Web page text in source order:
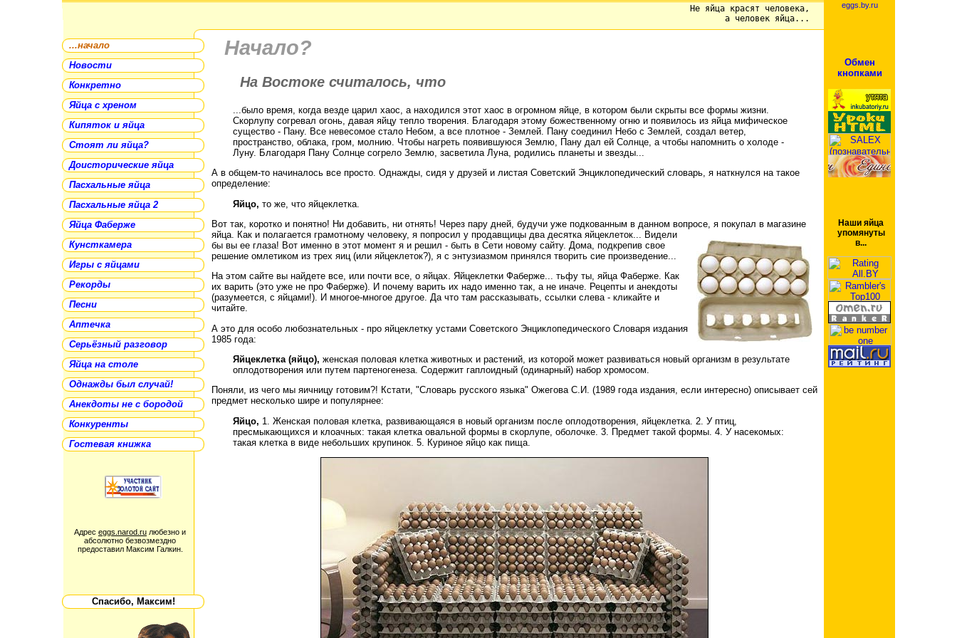
Не яйца красят человека,
а человек яйца...
eggs.by.ru
...начало
Новости
Конкретно
Яйца с хреном
Кипяток и яйца
Стоят ли яйца?
Доисторические яйца
Пасхальные яйца
Пасхальные яйца 2
Яйца Фаберже
Кунсткамера
Игры с яйцами
Рекорды
Песни
Аптечка
Серьёзный разговор
Яйца на столе
Однажды был случай!
Анекдоты не с бородой
Конкуренты
Гостевая книжка
Адрес eggs.narod.ru любезно и
абсолютно безвозмездно
предоставил Максим Галкин.
Спасибо, Максим!
Начало?
На Востоке считалось, что
...было время, когда везде царил хаос, а находился этот хаос в огромном яйце, в котором были скрыты все формы жизни.
Скорлупу согревал огонь, давая яйцу тепло творения. Благодаря этому божественному огню и появилось из яйца мифическое
существо - Пану. Все невесомое стало Небом, а все плотное - Землей. Пану соединил Небо с Землей, создал ветер,
пространство, облака, гром, молнию. Чтобы нагреть появившуюся Землю, Пану дал ей Солнце, а чтобы напомнить о холоде -
Луну. Благодаря Пану Солнце согрело Землю, засветила Луна, родились планеты и звезды...
А в общем-то начиналось все просто. Однажды, сидя у друзей и листая Советский Энциклопедический словарь, я наткнулся на такое
определение:
Яйцо, то же, что яйцеклетка.
Вот так, коротко и понятно! Ни добавить, ни отнять! Через пару дней, будучи уже подкованным в данном вопросе, я покупал в магазине
яйца.
Как и полагается грамотному человеку, я попросил у продавщицы два десятка яйцеклеток... Видели
бы вы ее глаза! Вот именно в этот момент я и решил - быть в Сети новому сайту. Дома, подкрепив свое
решение омлетиком из трех яиц (или яйцеклеток?), я с энтузиазмом принялся творить сие произведение...
На этом сайте вы найдете все, или почти все, о яйцах. Яйцеклетки Фаберже... тьфу ты, яйца Фаберже. Как
их варить (это уже не про Фаберже). И почему варить их надо именно так, а не иначе. Рецепты и анекдоты
(разумеется, с яйцами!). И многое-многое другое. Да что там рассказывать, ссылки слева - кликайте и
читайте.
А это для особо любознательных - про яйцеклетку устами Советского Энциклопедического Словаря издания
1985 года:
Яйцеклетка (яйцо), женская половая клетка животных и растений, из которой может развиваться новый организм в результате
оплодотворения или путем партеногенеза. Содержит гаплоидный (одинарный) набор хромосом.
Поняли, из чего мы яичницу готовим?! Кстати, "Словарь русского языка" Ожегова С.И. (1989 года издания, если интересно) описывает сей
предмет несколько шире и популярнее:
Яйцо, 1. Женская половая клетка, развивающаяся в новый организм после оплодотворения, яйцеклетка. 2. У птиц,
пресмыкающихся и клоачных: такая клетка овальной формы в скорлупе, оболочке. 3. Предмет такой формы. 4. У насекомых:
такая клетка в виде небольших крупинок. 5. Куриное яйцо как пища.
Обмен
кнопками
Наши яйца
упомянуты
в...